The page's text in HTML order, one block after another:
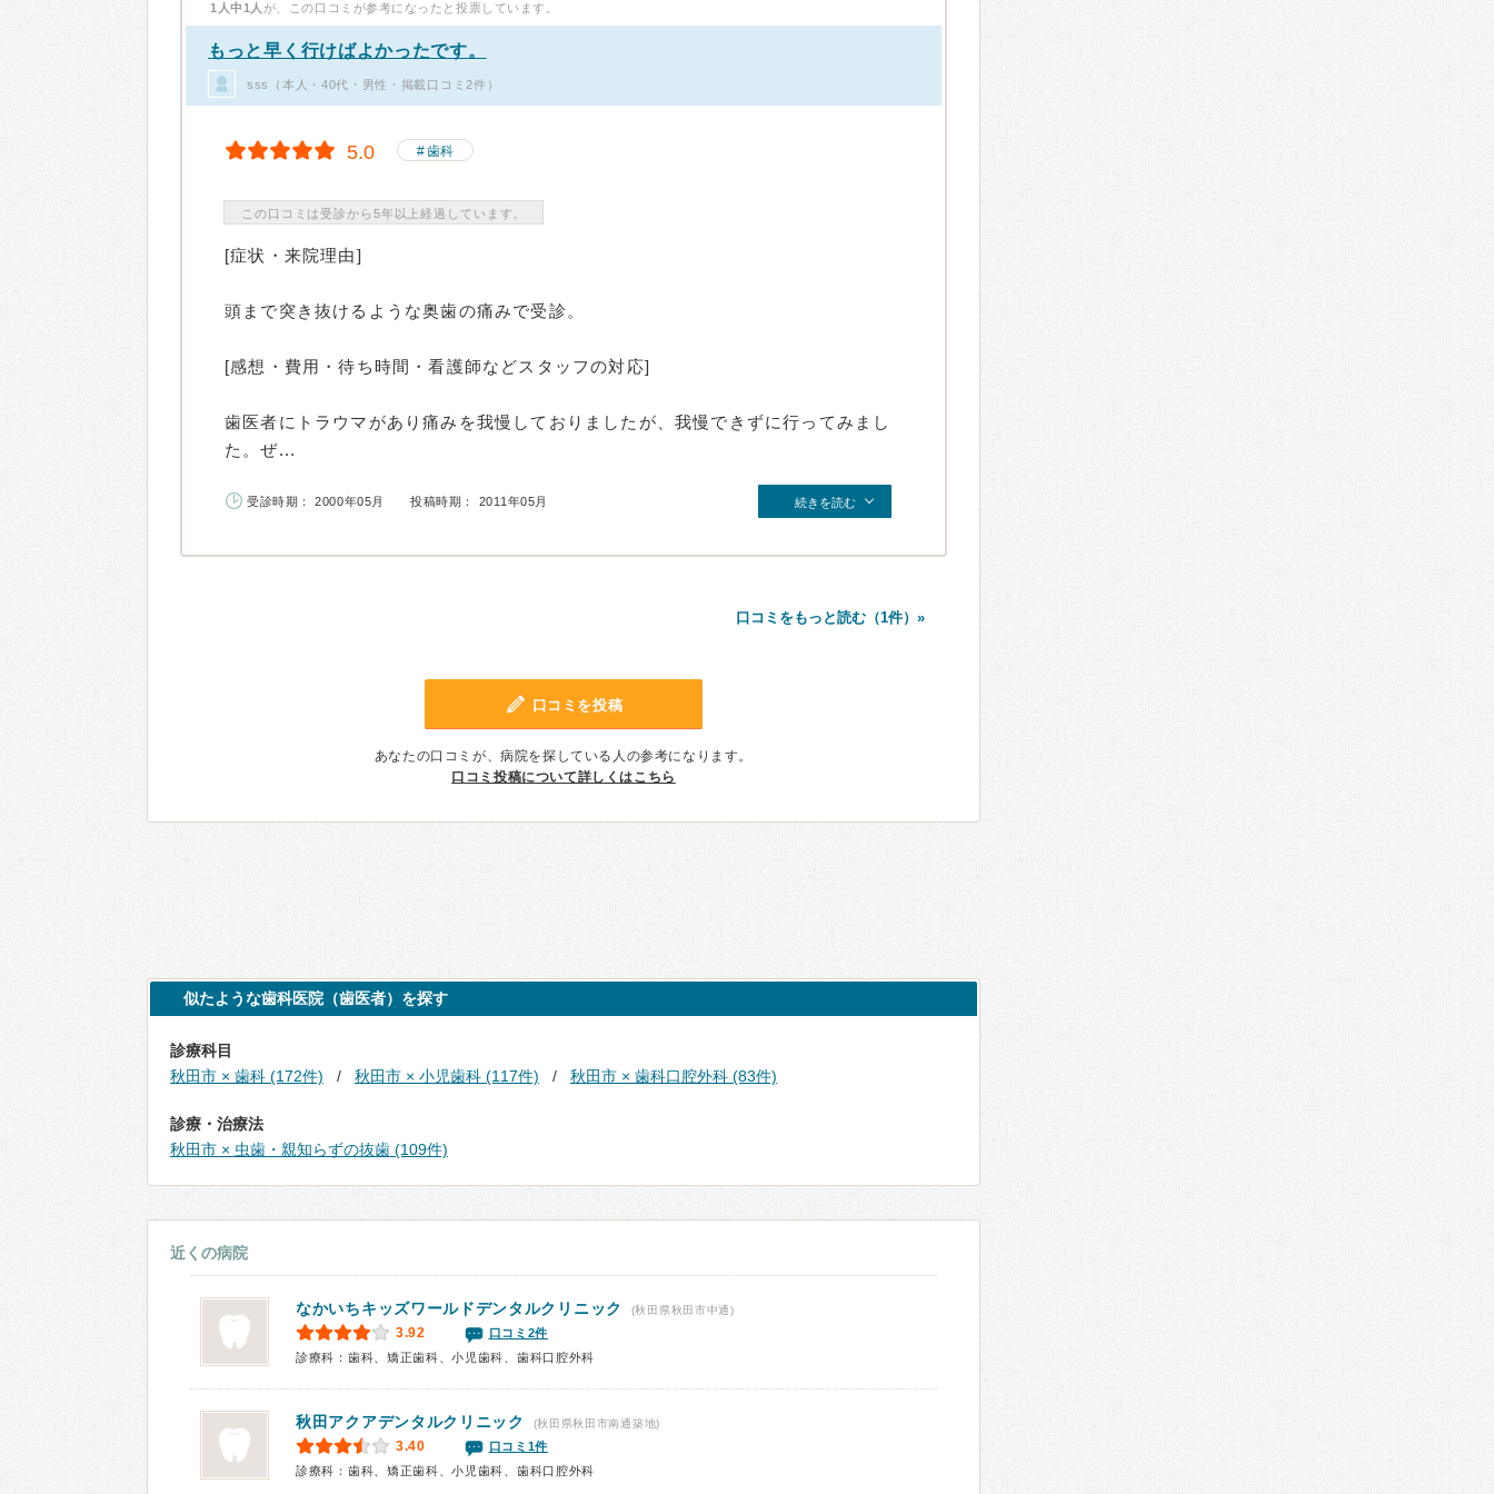
1人中1人 が、この口コミが参考になったと投票しています。
もっと早く行けばよかったです。
sss（本人・40代・男性・掲載口コミ2件）
5.0 歯科
この口コミは受診から5年以上経過しています。
[症状・来院理由]
頭まで突き抜けるような奥歯の痛みで受診。
[感想・費用・待ち時間・看護師などスタッフの対応]
歯医者にトラウマがあり痛みを我慢しておりましたが、我慢できずに行ってみまし
た。ぜ...
受診時期： 2000年05月 投稿時期： 2011年05月 続きを読む
口コミをもっと読む（1件）»
口コミを投稿
あなたの口コミが、病院を探している人の参考になります。
口コミ投稿について詳しくはこちら
似たような歯科医院（歯医者）を探す
診療科目
秋田市 × 歯科 (172件)
秋田市 × 小児歯科 (117件) 秋田市 × 歯科口腔外科 (83件)
診療・治療法
秋田市 × 虫歯・親知らずの抜歯 (109件)
近くの病院
なかいちキッズワールドデンタルクリニック (秋田県秋田市中通)
3.92
口コミ2件
診療科：歯科、矯正歯科、小児歯科、歯科口腔外科
秋田アクアデンタルクリニック (秋田県秋田市南通築地)
3.40
口コミ1件
診療科：歯科、矯正歯科、小児歯科、歯科口腔外科